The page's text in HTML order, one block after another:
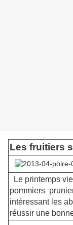
Les fruitiers
Le printemps
pommiers
intéressant les
réussir une